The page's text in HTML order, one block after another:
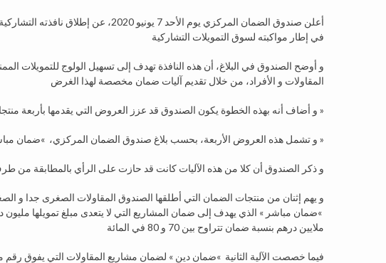
أعلن صندوق الضمان المركزي يوم الأحد 7
في إطار مواكبته لسوق التمويلات التشاركية
و أوضح الصندوق في البلاغ، أن هذه النافذة تهدف إلى تسهيل الولوج للتمويلات
المقاولات و الأفراد، من خلال تقديم آليات ضمان مخصصة لهذا الغرض
و أضاف أنه بهذه الخطوة يكون الصندوق قد عزز العروض التي يقدمها بأربعة منتجات ضمان جديدة تدبرها نافذته التشاركية » سند تمويل »
و تشمل هذه العروض الأربعة، بحسب بلاغ صندوق الضمان المركزي، »ضمان مباشر »، و »ضمان دين »، و »فوكاريم إسكان » و »فوكالوج إسكان »
و ذكر الصندوق أن كلا من هذه الآليات كانت قد حازت على الرأي بالمطابقة من
و يهم إثنان من منتجات الضمان التي أطلقها الصندوق المقاولات الصغرى جدا و
ملايين درهم بنسبة ضمان تتراوح بين 70 و 80 في المائة